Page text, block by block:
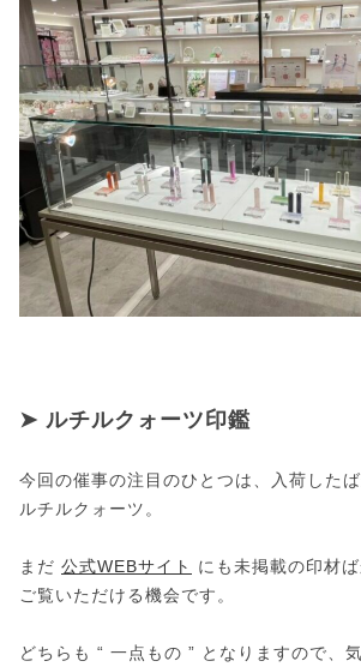
➤ ルチルクォーツ印鑑
今回の催事の注目のひとつは、入荷したば
ルチルクォーツ。
まだ 公式WEBサイト
にも未掲載の印材
ご覧いただける機会です。
どちらも “ 一点もの ” となりますので、